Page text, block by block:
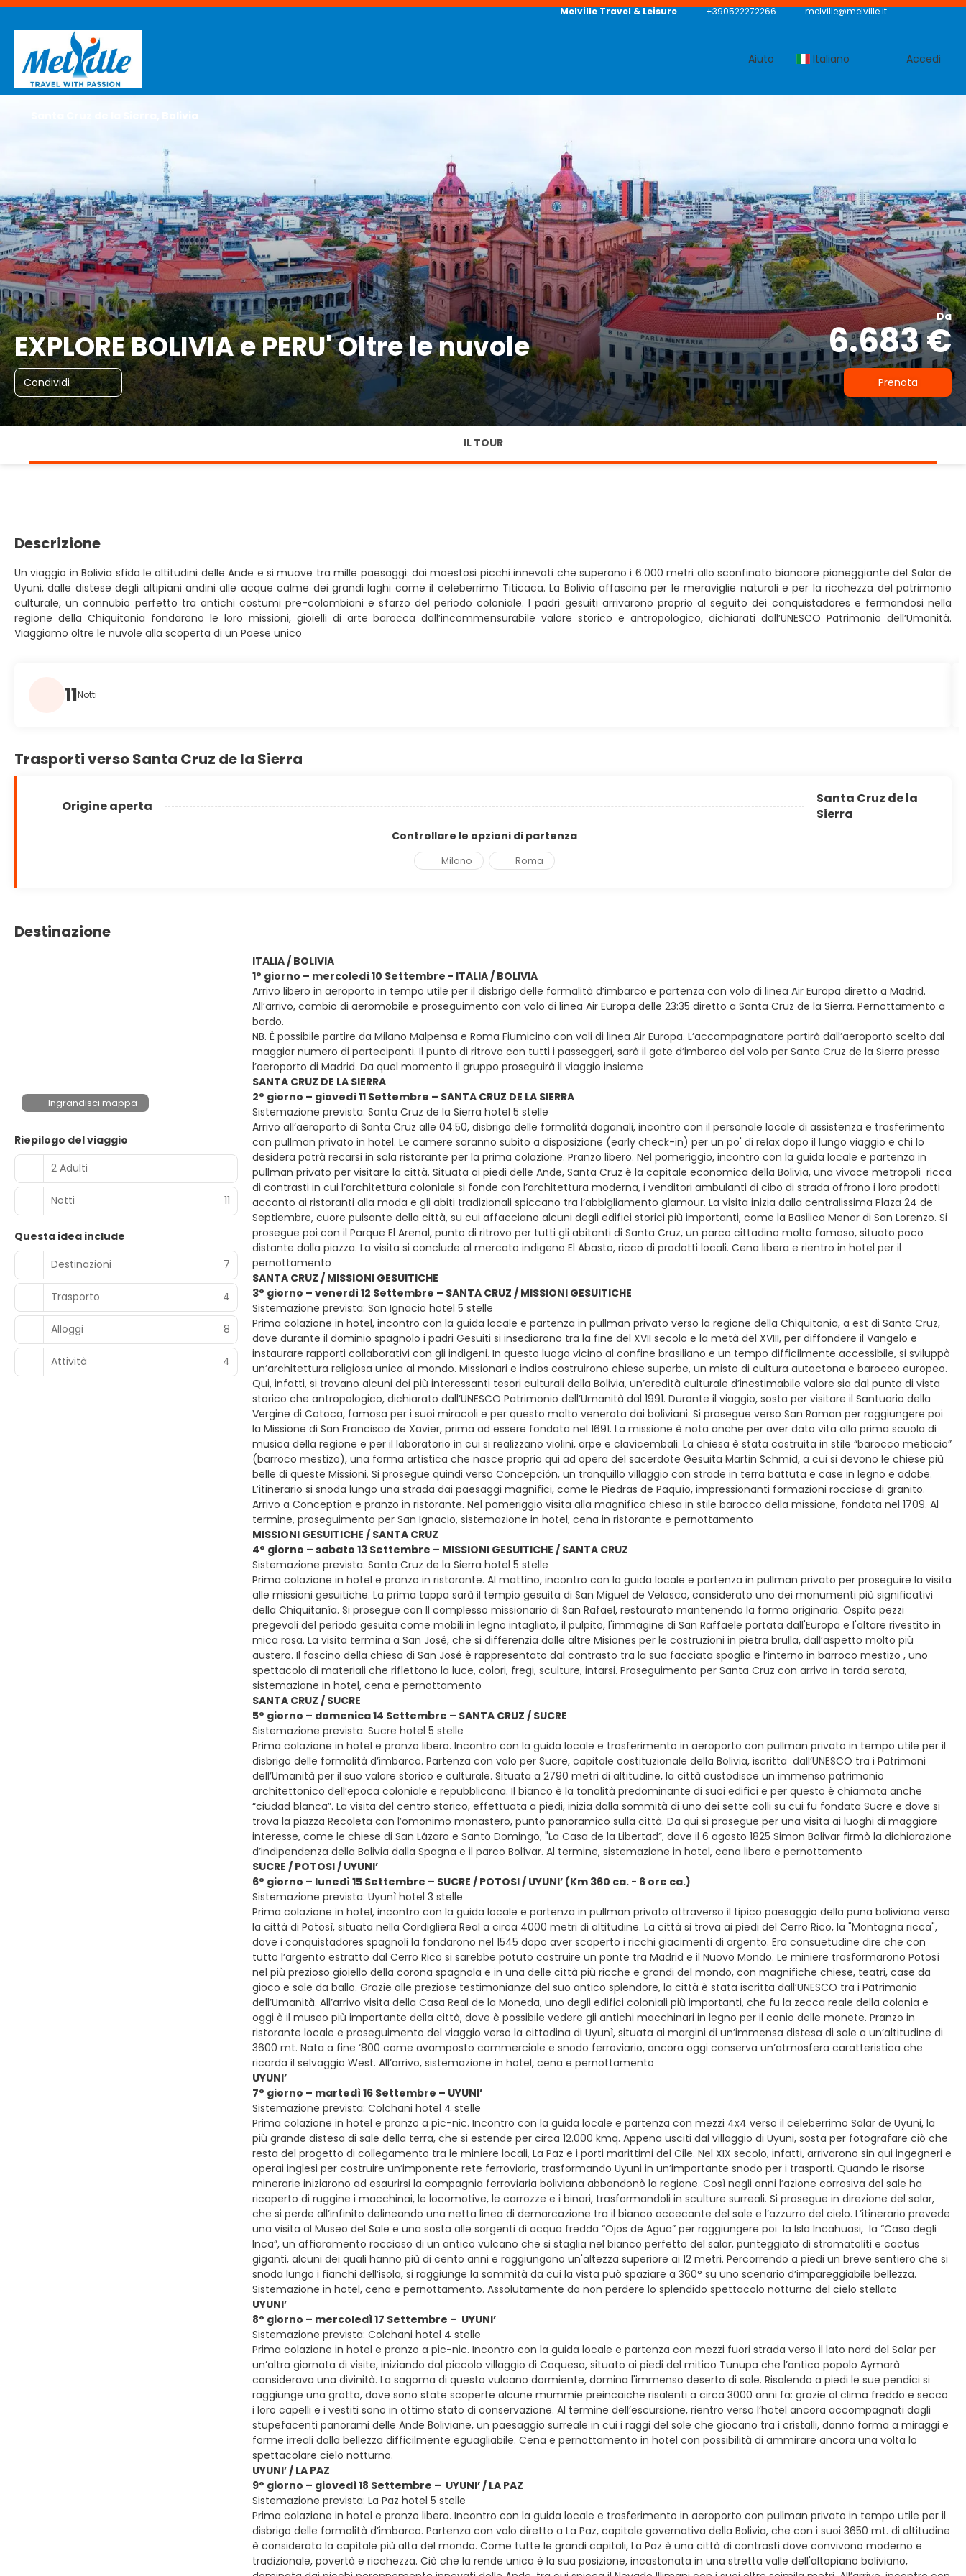
Melville Travel & Leisure +390522272266 melville@melville.it
Aiuto Italiano Accedi
EXPLORE BOLIVIA e PERU' Oltre le nuvole
Da
6.683 €
Condividi Prenota
Santa Cruz de la Sierra, Bolivia
IL TOUR
Descrizione
Un viaggio in Bolivia sfida le altitudini delle Ande e si muove tra mille paesaggi: dai maestosi picchi innevati che superano i 6.000 metri allo sconfinato biancore pianeggiante del Salar de
Uyuni, dalle distese degli altipiani andini alle acque calme dei grandi laghi come il celeberrimo Titicaca. La Bolivia affascina per le meraviglie naturali e per la ricchezza del patrimonio
culturale, un connubio perfetto tra antichi costumi pre-colombiani e sfarzo del periodo coloniale. I padri gesuiti arrivarono proprio al seguito dei conquistadores e fermandosi nella
regione della Chiquitania fondarono le loro missioni, gioielli di arte barocca dall’incommensurabile valore storico e antropologico, dichiarati dall’UNESCO Patrimonio dell’Umanità.
Viaggiamo oltre le nuvole alla scoperta di un Paese unico
11Notti
Trasporti verso Santa Cruz de la Sierra
Origine aperta
Santa Cruz de la
Sierra
Controllare le opzioni di partenza
Milano Roma
Destinazione
Ingrandisci mappa
Riepilogo del viaggio
2 Adulti
Notti 11
Questa idea include
Destinazioni
7
Trasporto 4
Alloggi 8
Attività 4
ITALIA / BOLIVIA
1° giorno – mercoledì 10 Settembre - ITALIA / BOLIVIA
Arrivo libero in aeroporto in tempo utile per il disbrigo delle formalità d’imbarco e partenza con volo di linea Air Europa diretto a Madrid.
All’arrivo, cambio di aeromobile e proseguimento con volo di linea Air Europa delle 23:35 diretto a Santa Cruz de la Sierra. Pernottamento a
bordo.
NB. È possibile partire da Milano Malpensa e Roma Fiumicino con voli di linea Air Europa. L’accompagnatore partirà dall’aeroporto scelto dal
maggior numero di partecipanti. Il punto di ritrovo con tutti i passeggeri, sarà il gate d’imbarco del volo per Santa Cruz de la Sierra presso
l’aeroporto di Madrid. Da quel momento il gruppo proseguirà il viaggio insieme
SANTA CRUZ DE LA SIERRA
2° giorno – giovedì 11 Settembre – SANTA CRUZ DE LA SIERRA
Sistemazione prevista: Santa Cruz de la Sierra hotel 5 stelle
Arrivo all’aeroporto di Santa Cruz alle 04:50, disbrigo delle formalità doganali, incontro con il personale locale di assistenza e trasferimento
con pullman privato in hotel. Le camere saranno subito a disposizione (early check-in) per un po' di relax dopo il lungo viaggio e chi lo
desidera potrà recarsi in sala ristorante per la prima colazione. Pranzo libero. Nel pomeriggio, incontro con la guida locale e partenza in
pullman privato per visitare la città. Situata ai piedi delle Ande, Santa Cruz è la capitale economica della Bolivia, una vivace metropoli ricca
di contrasti in cui l’architettura coloniale si fonde con l’architettura moderna, i venditori ambulanti di cibo di strada offrono i loro prodotti
accanto ai ristoranti alla moda e gli abiti tradizionali spiccano tra l’abbigliamento glamour. La visita inizia dalla centralissima Plaza 24 de
Septiembre, cuore pulsante della città, su cui affacciano alcuni degli edifici storici più importanti, come la Basilica Menor di San Lorenzo. Si
prosegue poi con il Parque El Arenal, punto di ritrovo per tutti gli abitanti di Santa Cruz, un parco cittadino molto famoso, situato poco
distante dalla piazza. La visita si conclude al mercato indigeno El Abasto, ricco di prodotti locali. Cena libera e rientro in hotel per il
pernottamento
SANTA CRUZ / MISSIONI GESUITICHE
3° giorno – venerdì 12 Settembre – SANTA CRUZ / MISSIONI GESUITICHE
Sistemazione prevista: San Ignacio hotel 5 stelle
Prima colazione in hotel, incontro con la guida locale e partenza in pullman privato verso la regione della Chiquitania, a est di Santa Cruz,
dove durante il dominio spagnolo i padri Gesuiti si insediarono tra la fine del XVII secolo e la metà del XVIII, per diffondere il Vangelo e
instaurare rapporti collaborativi con gli indigeni. In questo luogo vicino al confine brasiliano e un tempo difficilmente accessibile, si sviluppò
un’architettura religiosa unica al mondo. Missionari e indios costruirono chiese superbe, un misto di cultura autoctona e barocco europeo.
Qui, infatti, si trovano alcuni dei più interessanti tesori culturali della Bolivia, un’eredità culturale d’inestimabile valore sia dal punto di vista
storico che antropologico, dichiarato dall’UNESCO Patrimonio dell’Umanità dal 1991. Durante il viaggio, sosta per visitare il Santuario della
Vergine di Cotoca, famosa per i suoi miracoli e per questo molto venerata dai boliviani. Si prosegue verso San Ramon per raggiungere poi
la Missione di San Francisco de Xavier, prima ad essere fondata nel 1691. La missione è nota anche per aver dato vita alla prima scuola di
musica della regione e per il laboratorio in cui si realizzano violini, arpe e clavicembali. La chiesa è stata costruita in stile “barocco meticcio”
(barroco mestizo), una forma artistica che nasce proprio qui ad opera del sacerdote Gesuita Martin Schmid, a cui si devono le chiese più
belle di queste Missioni. Si prosegue quindi verso Concepción, un tranquillo villaggio con strade in terra battuta e case in legno e adobe.
L’itinerario si snoda lungo una strada dai paesaggi magnifici, come le Piedras de Paquío, impressionanti formazioni rocciose di granito.
Arrivo a Conception e pranzo in ristorante. Nel pomeriggio visita alla magnifica chiesa in stile barocco della missione, fondata nel 1709. Al
termine, proseguimento per San Ignacio, sistemazione in hotel, cena in ristorante e pernottamento
MISSIONI GESUITICHE / SANTA CRUZ
4° giorno – sabato 13 Settembre – MISSIONI GESUITICHE / SANTA CRUZ
Sistemazione prevista: Santa Cruz de la Sierra hotel 5 stelle
Prima colazione in hotel e pranzo in ristorante. Al mattino, incontro con la guida locale e partenza in pullman privato per proseguire la visita
alle missioni gesuitiche. La prima tappa sarà il tempio gesuita di San Miguel de Velasco, considerato uno dei monumenti più significativi
della Chiquitanía. Si prosegue con Il complesso missionario di San Rafael, restaurato mantenendo la forma originaria. Ospita pezzi
pregevoli del periodo gesuita come mobili in legno intagliato, il pulpito, l'immagine di San Raffaele portata dall'Europa e l'altare rivestito in
mica rosa. La visita termina a San José, che si differenzia dalle altre Misiones per le costruzioni in pietra brulla, dall’aspetto molto più
austero. Il fascino della chiesa di San José è rappresentato dal contrasto tra la sua facciata spoglia e l’interno in barroco mestizo , uno
spettacolo di materiali che riflettono la luce, colori, fregi, sculture, intarsi. Proseguimento per Santa Cruz con arrivo in tarda serata,
sistemazione in hotel, cena e pernottamento
SANTA CRUZ / SUCRE
5° giorno – domenica 14 Settembre – SANTA CRUZ / SUCRE
Sistemazione prevista: Sucre hotel 5 stelle
Prima colazione in hotel e pranzo libero. Incontro con la guida locale e trasferimento in aeroporto con pullman privato in tempo utile per il
disbrigo delle formalità d’imbarco. Partenza con volo per Sucre, capitale costituzionale della Bolivia, iscritta dall’UNESCO tra i Patrimoni
dell’Umanità per il suo valore storico e culturale. Situata a 2790 metri di altitudine, la città custodisce un immenso patrimonio
architettonico dell’epoca coloniale e repubblicana. Il bianco è la tonalità predominante di suoi edifici e per questo è chiamata anche
“ciudad blanca”. La visita del centro storico, effettuata a piedi, inizia dalla sommità di uno dei sette colli su cui fu fondata Sucre e dove si
trova la piazza Recoleta con l’omonimo monastero, punto panoramico sulla città. Da qui si prosegue per una visita ai luoghi di maggiore
interesse, come le chiese di San Lázaro e Santo Domingo, "La Casa de la Libertad”, dove il 6 agosto 1825 Simon Bolivar firmò la dichiarazione
d’indipendenza della Bolivia dalla Spagna e il parco Bolívar. Al termine, sistemazione in hotel, cena libera e pernottamento
SUCRE / POTOSI / UYUNI’
6° giorno – lunedì 15 Settembre – SUCRE / POTOSI / UYUNI’ (Km 360 ca. - 6 ore ca.)
Sistemazione prevista: Uyunì hotel 3 stelle
Prima colazione in hotel, incontro con la guida locale e partenza in pullman privato attraverso il tipico paesaggio della puna boliviana verso
la città di Potosì, situata nella Cordigliera Real a circa 4000 metri di altitudine. La città si trova ai piedi del Cerro Rico, la "Montagna ricca",
dove i conquistadores spagnoli la fondarono nel 1545 dopo aver scoperto i ricchi giacimenti di argento. Era consuetudine dire che con
tutto l’argento estratto dal Cerro Rico si sarebbe potuto costruire un ponte tra Madrid e il Nuovo Mondo. Le miniere trasformarono Potosí
nel più prezioso gioiello della corona spagnola e in una delle città più ricche e grandi del mondo, con magnifiche chiese, teatri, case da
gioco e sale da ballo. Grazie alle preziose testimonianze del suo antico splendore, la città è stata iscritta dall’UNESCO tra i Patrimonio
dell’Umanità. All’arrivo visita della Casa Real de la Moneda, uno degli edifici coloniali più importanti, che fu la zecca reale della colonia e
oggi è il museo più importante della città, dove è possibile vedere gli antichi macchinari in legno per il conio delle monete. Pranzo in
ristorante locale e proseguimento del viaggio verso la cittadina di Uyunì, situata ai margini di un’immensa distesa di sale a un’altitudine di
3600 mt. Nata a fine ‘800 come avamposto commerciale e snodo ferroviario, ancora oggi conserva un’atmosfera caratteristica che
ricorda il selvaggio West. All’arrivo, sistemazione in hotel, cena e pernottamento
UYUNI’
7° giorno – martedì 16 Settembre – UYUNI’
Sistemazione prevista: Colchani hotel 4 stelle
Prima colazione in hotel e pranzo a pic-nic. Incontro con la guida locale e partenza con mezzi 4x4 verso il celeberrimo Salar de Uyuni, la
più grande distesa di sale della terra, che si estende per circa 12.000 kmq. Appena usciti dal villaggio di Uyuni, sosta per fotografare ciò che
resta del progetto di collegamento tra le miniere locali, La Paz e i porti marittimi del Cile. Nel XIX secolo, infatti, arrivarono sin qui ingegneri e
operai inglesi per costruire un’imponente rete ferroviaria, trasformando Uyuni in un’importante snodo per i trasporti. Quando le risorse
minerarie iniziarono ad esaurirsi la compagnia ferroviaria boliviana abbandonò la regione. Così negli anni l’azione corrosiva del sale ha
ricoperto di ruggine i macchinai, le locomotive, le carrozze e i binari, trasformandoli in sculture surreali. Si prosegue in direzione del salar,
che si perde all’infinito delineando una netta linea di demarcazione tra il bianco accecante del sale e l’azzurro del cielo. L’itinerario prevede
una visita al Museo del Sale e una sosta alle sorgenti di acqua fredda “Ojos de Agua” per raggiungere poi la Isla Incahuasi, la “Casa degli
Inca”, un affioramento roccioso di un antico vulcano che si staglia nel bianco perfetto del salar, punteggiato di stromatoliti e cactus
giganti, alcuni dei quali hanno più di cento anni e raggiungono un'altezza superiore ai 12 metri. Percorrendo a piedi un breve sentiero che si
snoda lungo i fianchi dell’isola, si raggiunge la sommità da cui la vista può spaziare a 360° su uno scenario d’impareggiabile bellezza.
Sistemazione in hotel, cena e pernottamento. Assolutamente da non perdere lo splendido spettacolo notturno del cielo stellato
UYUNI’
8° giorno – mercoledì 17 Settembre – UYUNI’
Sistemazione prevista: Colchani hotel 4 stelle
Prima colazione in hotel e pranzo a pic-nic. Incontro con la guida locale e partenza con mezzi fuori strada verso il lato nord del Salar per
un’altra giornata di visite, iniziando dal piccolo villaggio di Coquesa, situato ai piedi del mitico Tunupa che l’antico popolo Aymarà
considerava una divinità. La sagoma di questo vulcano dormiente, domina l'immenso deserto di sale. Risalendo a piedi le sue pendici si
raggiunge una grotta, dove sono state scoperte alcune mummie preincaiche risalenti a circa 3000 anni fa: grazie al clima freddo e secco
i loro capelli e i vestiti sono in ottimo stato di conservazione. Al termine dell’escursione, rientro verso l’hotel ancora accompagnati dagli
stupefacenti panorami delle Ande Boliviane, un paesaggio surreale in cui i raggi del sole che giocano tra i cristalli, danno forma a miraggi e
forme irreali dalla bellezza difficilmente eguagliabile. Cena e pernottamento in hotel con possibilità di ammirare ancora una volta lo
spettacolare cielo notturno.
UYUNI’ / LA PAZ
9° giorno – giovedì 18 Settembre – UYUNI’ / LA PAZ
Sistemazione prevista: La Paz hotel 5 stelle
Prima colazione in hotel e pranzo libero. Incontro con la guida locale e trasferimento in aeroporto con pullman privato in tempo utile per il
disbrigo delle formalità d’imbarco. Partenza con volo diretto a La Paz, capitale governativa della Bolivia, che con i suoi 3650 mt. di altitudine
è considerata la capitale più alta del mondo. Come tutte le grandi capitali, La Paz è una città di contrasti dove convivono moderno e
tradizionale, povertà e ricchezza. Ciò che la rende unica è la sua posizione, incastonata in una stretta valle dell'altopiano boliviano,